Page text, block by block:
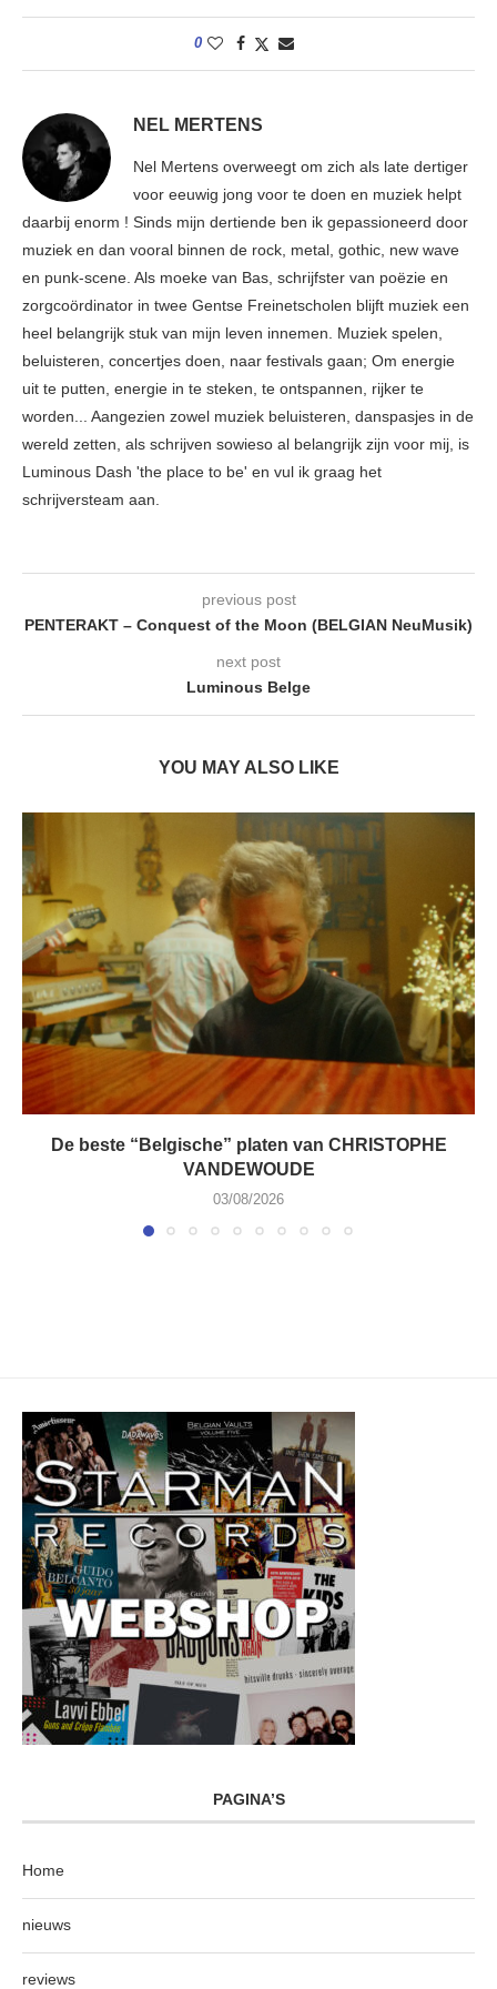
0
NEL MERTENS
Nel Mertens overweegt om zich als late dertiger
voor eeuwig jong voor te doen en muziek helpt
daarbij enorm ! Sinds mijn dertiende ben ik gepassioneerd door
muziek en dan vooral binnen de rock, metal, gothic, new wave
en punk-scene. Als moeke van Bas, schrijfster van poëzie en
zorgcoördinator in twee Gentse Freinetscholen blijft muziek een
heel belangrijk stuk van mijn leven innemen. Muziek spelen,
beluisteren, concertjes doen, naar festivals gaan; Om energie
uit te putten, energie in te steken, te ontspannen, rijker te
worden... Aangezien zowel muziek beluisteren, danspasjes in de
wereld zetten, als schrijven sowieso al belangrijk zijn voor mij, is
Luminous Dash 'the place to be' en vul ik graag het
schrijversteam aan.
previous post
PENTERAKT – Conquest of the Moon (BELGIAN NeuMusik)
next post
Luminous Belge
YOU MAY ALSO LIKE
De beste “Belgische” platen van CHRISTOPHE
VANDEWOUDE
03/08/2026
PAGINA’S
Home
nieuws
reviews